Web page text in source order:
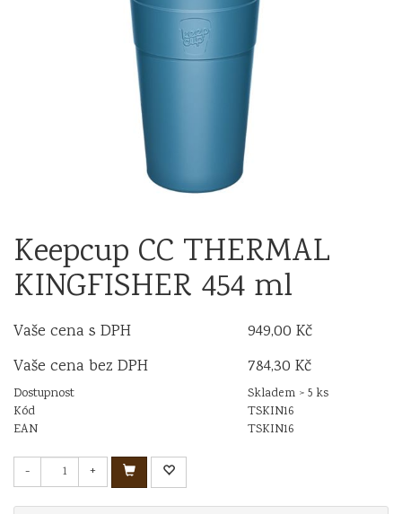
Keepcup CC THERMAL
KINGFISHER 454 ml
Vaše cena s DPH
949,00 Kč
Vaše cena bez DPH
784,30 Kč
Dostupnost
Skladem > 5 ks
Kód
TSKIN16
EAN
TSKIN16
- +